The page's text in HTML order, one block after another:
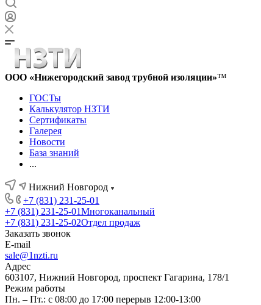
ООО «Нижегородский завод трубной изоляции»™
ГОСТы
Калькулятор НЗТИ
Сертификаты
Галерея
Новости
База знаний
...
Нижний Новгород
+7 (831) 231-25-01
+7 (831) 231-25-01Многоканальный
+7 (831) 231-25-02Отдел продаж
Заказать звонок
E-mail
sale@1nzti.ru
Адрес
603107, Нижний Новгород, проспект Гагарина, 178/1
Режим работы
Пн. – Пт.: с 08:00 до 17:00 перерыв 12:00-13:00